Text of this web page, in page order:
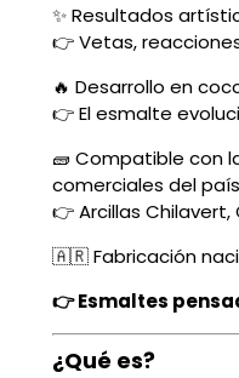
✨ Resultados
👉 Vetas,
🔥 Desarrollo en
👉 El esmalte
🧱 Compatible con
comerciales del país
👉 Arcillas
🇦🇷 Fabricación
👉 Esmaltes
¿Qué es?